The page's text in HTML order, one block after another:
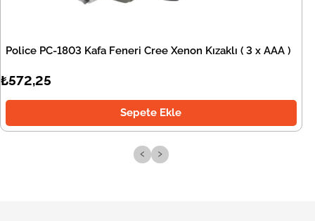
Police PC-1803 Kafa Feneri Cree Xenon Kızaklı ( 3 x AAA )
₺572,25
Sepete Ekle
‹ ›